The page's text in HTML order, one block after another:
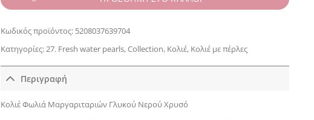
Κωδικός προϊόντος: 5208037639704
Κατηγορίες:27. Fresh water pearls,Collection, Κολιέ, Κολιέ με πέρλες
Περιγραφή
Κολιέ Φωλιά Μαργαριταριών Γλυκού Νερού Χρυσό